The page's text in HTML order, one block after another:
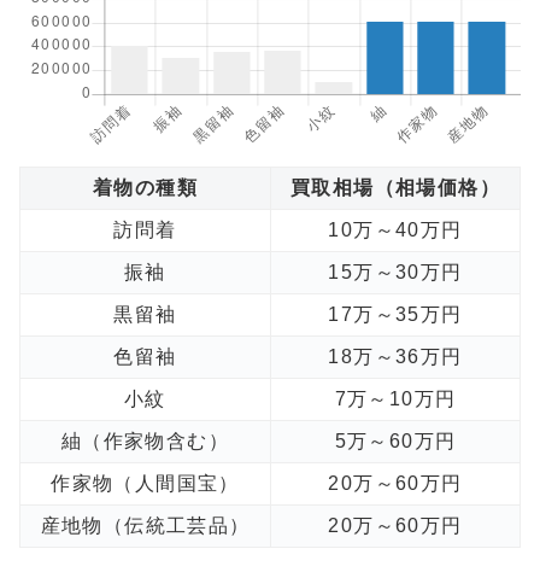
着物の種類 買取相場（相場価格）
訪問着 10万～40万円
振袖 15万～30万円
黒留袖 17万～35万円
色留袖 18万～36万円
小紋 7万～10万円
紬（作家物含む） 5万～60万円
作家物（人間国宝） 20万～60万円
産地物（伝統工芸品） 20万～60万円